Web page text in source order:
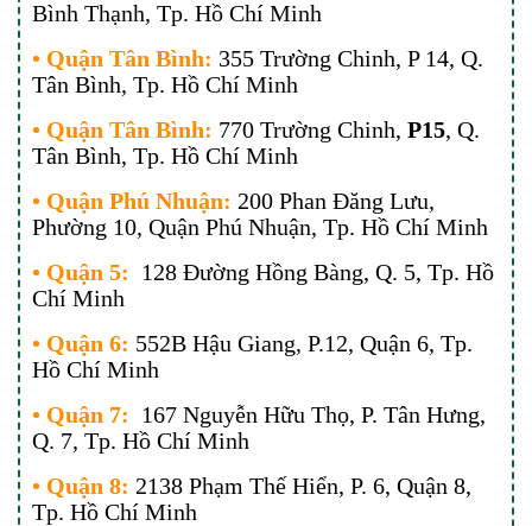
Bình Thạnh, Tp. Hồ Chí Minh
• Quận Tân Bình: 355 Trường Chinh, P 14, Q.
Tân Bình, Tp. Hồ Chí Minh
• Quận Tân Bình: 770 Trường Chinh, P15, Q.
Tân Bình, Tp. Hồ Chí Minh
• Quận Phú Nhuận: 200 Phan Đăng Lưu,
Phường 10, Quận Phú Nhuận, Tp. Hồ Chí Minh
• Quận 5: 128 Đường Hồng Bàng, Q. 5, Tp. Hồ
Chí Minh
• Quận 6: 552B Hậu Giang, P.12, Quận 6, Tp.
Hồ Chí Minh
• Quận 7: 167 Nguyễn Hữu Thọ, P. Tân Hưng,
Q. 7, Tp. Hồ Chí Minh
• Quận 8: 2138 Phạm Thế Hiển, P. 6, Quận 8,
Tp. Hồ Chí Minh